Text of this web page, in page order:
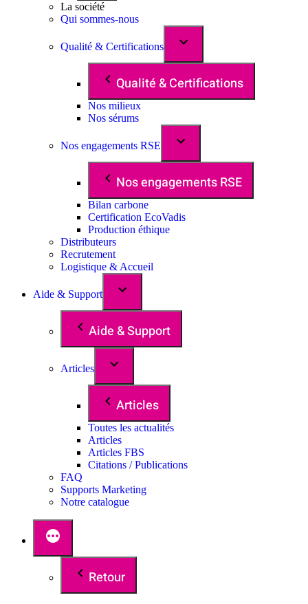
La société
Qui sommes-nous
Qualité & Certifications
Qualité & Certifications
Nos milieux
Nos sérums
Nos engagements RSE
Nos engagements RSE
Bilan carbone
Certification EcoVadis
Production éthique
Distributeurs
Recrutement
Logistique & Accueil
Aide & Support
Aide & Support
Articles
Articles
Toutes les actualités
Articles
Articles FBS
Citations / Publications
FAQ
Supports Marketing
Notre catalogue
Retour